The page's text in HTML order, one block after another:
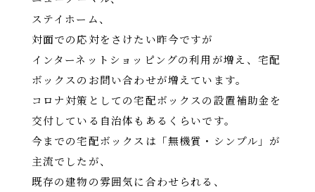
ステイホーム、
対面での応対をさけたい昨今ですが
インターネットショッピングの利用が増え、宅配
ボックスのお問い合わせが増えています。
コロナ対策としての宅配ボックスの設置補助金を
交付している自治体もあるくらいです。
今までの宅配ボックスは「無機質・シンプル」が
主流でしたが、
既存の建物の雰囲気に合わせられる、